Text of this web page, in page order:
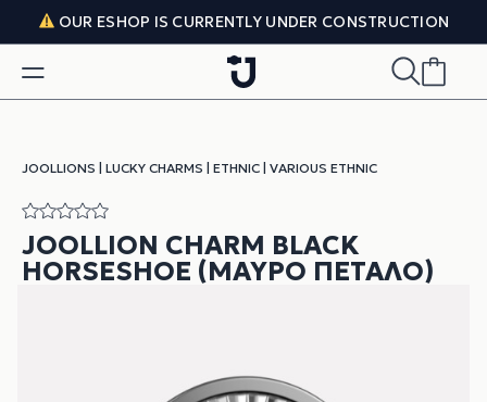
Skip to content
OUR ESHOP IS CURRENTLY UNDER CONSTRUCTION
JOOLLIONS LUCKY CHARMS ETHNIC VARIOUS ETHNIC
JOOLLION CHARM BLACK
HORSESHOE (ΜΑΎΡΟ ΠΈΤΑΛΟ)